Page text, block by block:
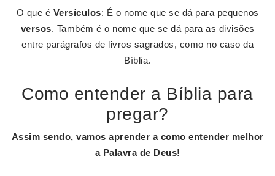
O que é Versículos: É o nome que se dá para pequenos
versos. Também é o nome que se dá para as divisões
entre parágrafos de livros sagrados, como no caso da
Bíblia.
Como entender a Bíblia para
pregar?
Assim sendo, vamos aprender a como entender melhor
a Palavra de Deus!